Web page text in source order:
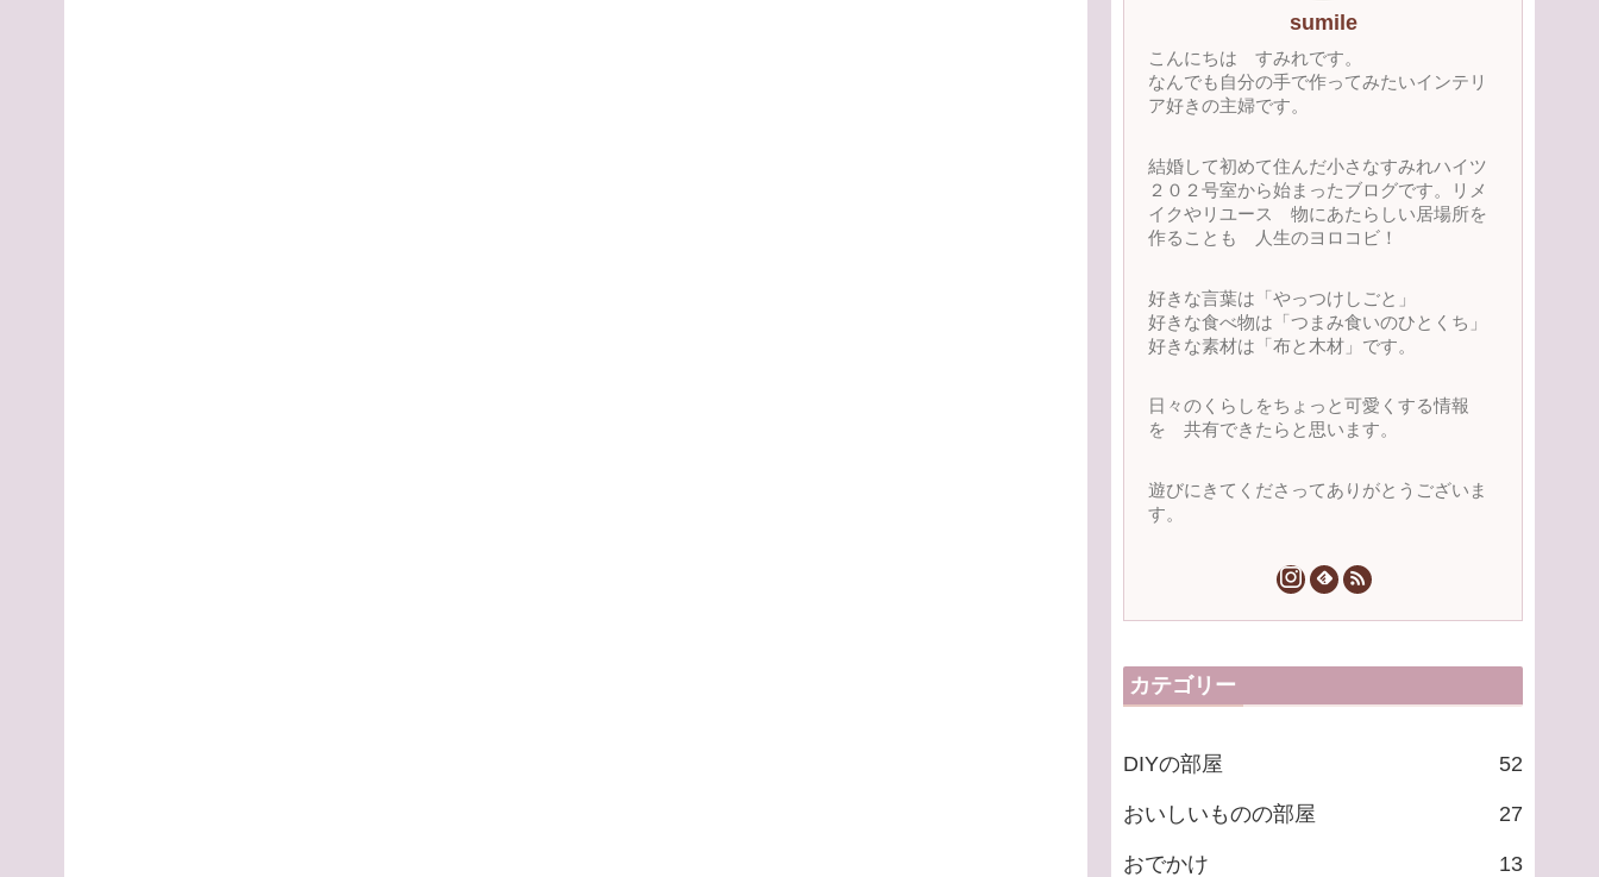
sumile
こんにちは すみれです。
なんでも自分の手で作ってみたいインテリ
ア好きの主婦です。
結婚して初めて住んだ小さなすみれハイツ
２０２号室から始まったブログです。リメ
イクやリユース 物にあたらしい居場所を
作ることも 人生のヨロコビ！
好きな言葉は「やっつけしごと」
好きな食べ物は「つまみ食いのひとくち」
好きな素材は「布と木材」です。
日々のくらしをちょっと可愛くする情報
を 共有できたらと思います。
遊びにきてくださってありがとうございま
す。
カテゴリー
DIYの部屋 52
おいしいものの部屋 27
おでかけ 13